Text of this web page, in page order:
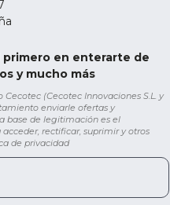
en enterarte de
y mucho más
(Cecotec Innovaciones S.L. y
enviarle ofertas y
base de legitimación es el
rectificar, suprimir y otros
de privacidad